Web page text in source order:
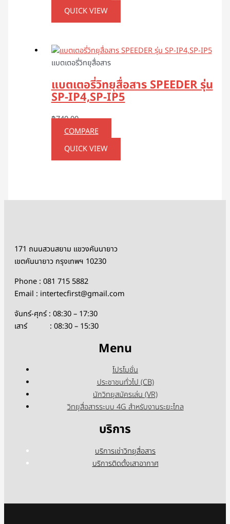
QUICK VIEW
แบตเตอรี่วิทยุสื่อสาร
แบตเตอรี่วิทยุสื่อสาร SPEEDER รุ่น
SP-IP4,SP-IP5
฿740.00
COMPARE
QUICK VIEW
171 ถนนสวนสยาม แขวงคันนายาว
เขตคันนายาว กรุงเทพฯ 10230
Phone : 081 715 5882
Email : intertecfirst@gmail.com
จันทร์-ศุกร์ : 08:30 – 17:30
เสาร์ : 08:30 – 15:30
Menu
โปรโมชั่น
ประชาชนทั่วไป (CB)
นักวิทยุสมัครเล่น (VR)
วิทยุสื่อสารระบบ 4G สำหรับงานระยะไกล
บริการ
บริการเช่าวิทยุสื่อสาร
บริการติดตั้งเสาอากาศ